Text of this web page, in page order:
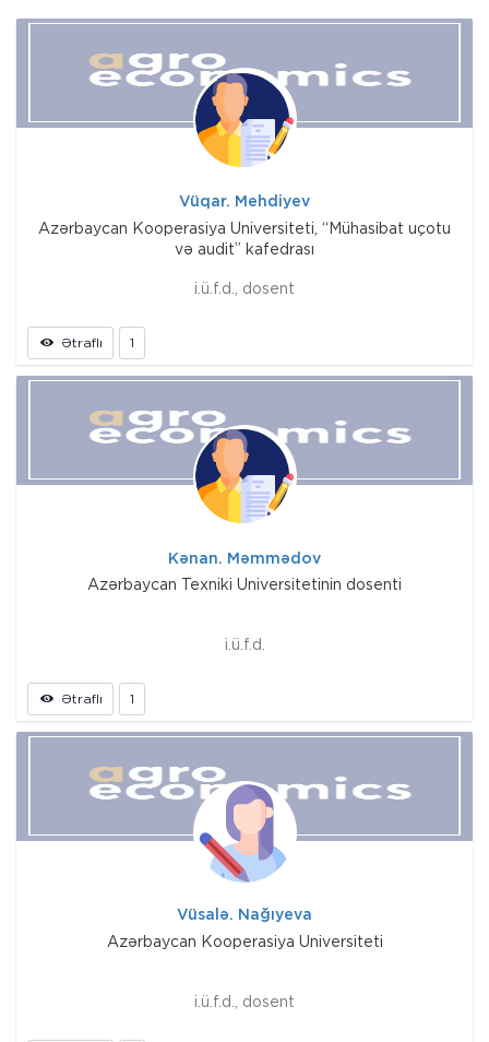
Vüqar. Mehdiyev
Azərbaycan Kooperasiya Universiteti, “Mühasibat uçotu
və audit” kafedrası
i.ü.f.d., dosent
Ətraflı 1
Kənan. Məmmədov
Azərbaycan Texniki Universitetinin dosenti
i.ü.f.d.
Ətraflı 1
Vüsalə. Nağıyeva
Azərbaycan Kooperasiya Universiteti
i.ü.f.d., dosent